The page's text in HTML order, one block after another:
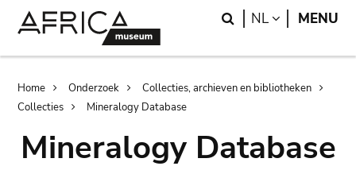
Search
NL LANGUAGE
MENU
Breadcrumb
Home Onderzoek
Collecties, archieven en bibliotheken
Collecties
Mineralogy Database
Mineralogy Database